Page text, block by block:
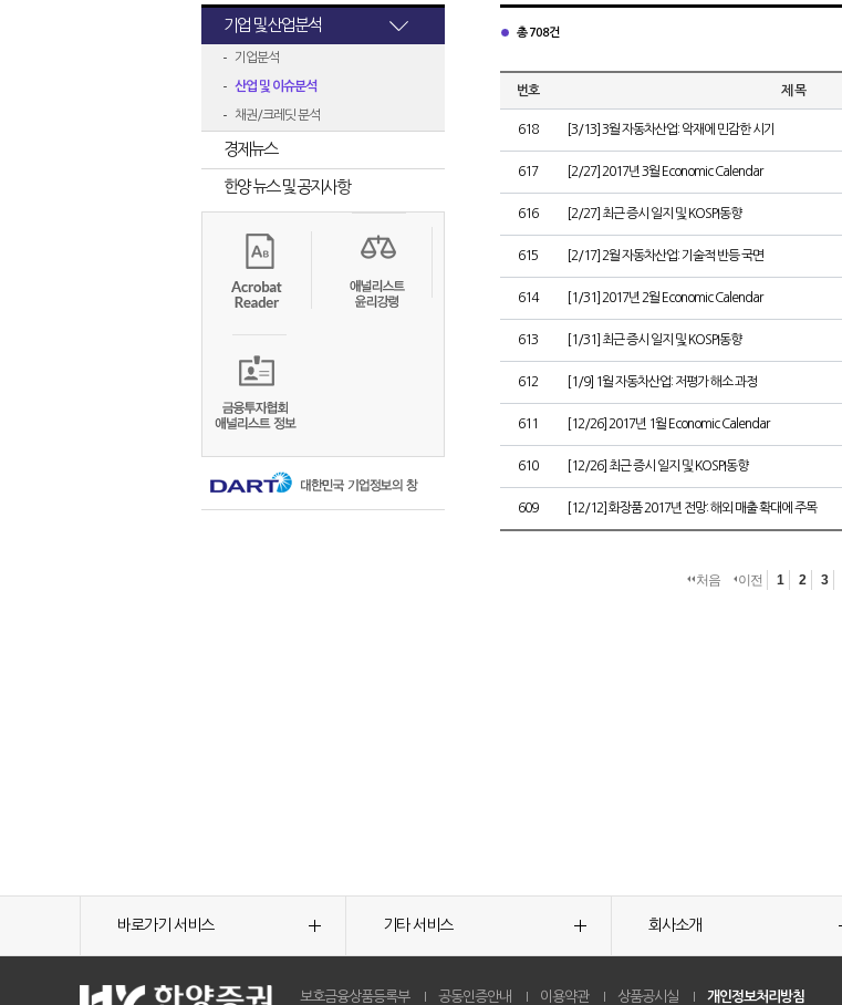
기업 및 산업분석
기업분석
산업 및 이슈분석
채권/크레딧 분석
경제뉴스
한양 뉴스 및 공지사항
총 708건
번호 제 목
618 [3/13] 3월 자동차산업: 악재에 민감한 시기
617 [2/27] 2017년 3월 Economic Calendar
616 [2/27] 최근 증시 일지 및 KOSPI동향
615 [2/17] 2월 자동차산업: 기술적 반등 국면
614 [1/31] 2017년 2월 Economic Calendar
613 [1/31] 최근 증시 일지 및 KOSPI동향
612 [1/9] 1월 자동차산업: 저평가 해소 과정
611 [12/26] 2017년 1월 Economic Calendar
610 [12/26] 최근 증시 일지 및 KOSPI동향
609 [12/12] 화장품 2017년 전망: 해외 매출 확대에 주목
처음 이전 1 2 3
바로가기 서비스 기타 서비스 회사소개
보호금융상품등록부 공동인증안내 이용약관 상품공시실 개인정보처리방침